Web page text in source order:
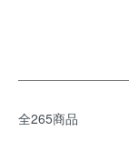
全265商品